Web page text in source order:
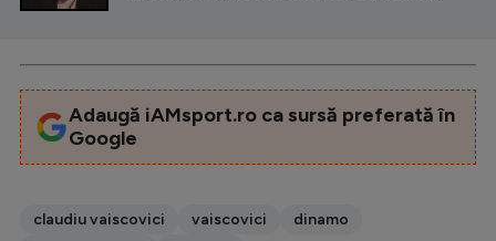
Adaugă iAMsport.ro ca sursă preferată în
Google
claudiu vaiscovici vaiscovici
dinamo